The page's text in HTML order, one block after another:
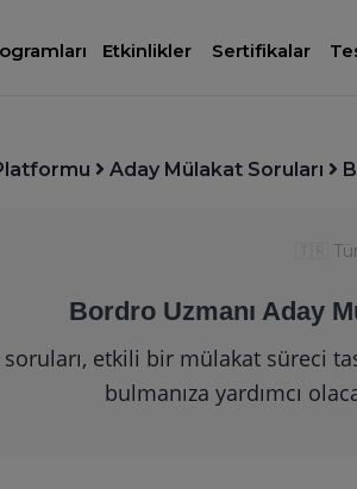
Etkinlikler Sertifikalar
Aday Mülakat Soruları
Bordro Uzmanı Aday
etkili bir mülakat süreci
bulmanıza yardımcı